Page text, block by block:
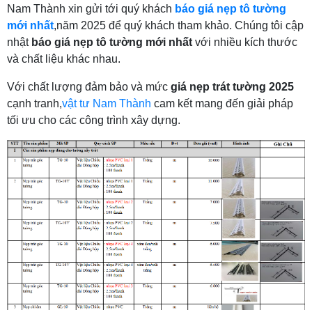
Nam Thành xin gửi tới quý khách báo giá nẹp tô tường
mới nhất,năm 2025 để quý khách tham khảo. Chúng tôi cập
nhật báo giá nẹp tô tường mới nhất với nhiều kích thước
và chất liệu khác nhau.
Với chất lượng đảm bảo và mức giá nẹp trát tường 2025
cạnh tranh,vật tư Nam Thành cam kết mang đến giải pháp
tối ưu cho các công trình xây dựng.